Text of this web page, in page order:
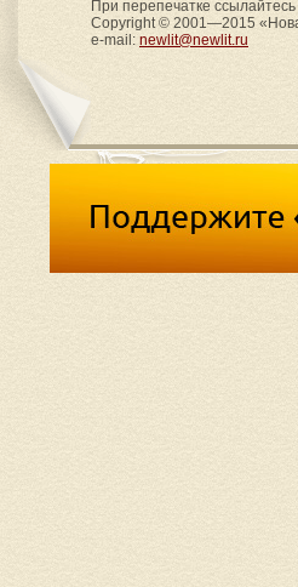
При перепечатке
Copyright © 2001—2015
e-mail: newlit@newlit.ru